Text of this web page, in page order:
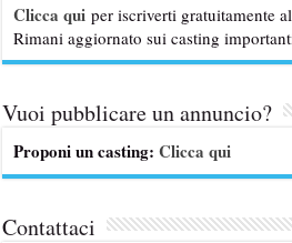
Clicca qui per iscriverti gratuitamente
Rimani aggiornato sui casting
Vuoi pubblicare un annuncio?
Proponi un casting:Clicca qui
Contattaci